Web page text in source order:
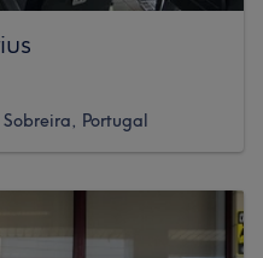
Portugal